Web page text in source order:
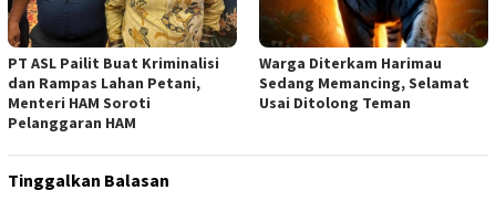
PT ASL Pailit Buat Kriminalisi
dan Rampas Lahan Petani,
Menteri HAM Soroti
Pelanggaran HAM
Warga Diterkam Harimau
Sedang Memancing, Selamat
Usai Ditolong Teman
Tinggalkan Balasan